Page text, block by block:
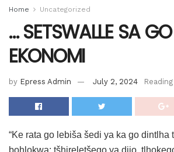
Home Uncategorized
… SETSWALLE SA
EKONOMI
by Epress Admin July 2, 2024
“Ke rata go lebiša šedi ya ka go dintlha
bohlokwa: tšhireletšego ya dijo,